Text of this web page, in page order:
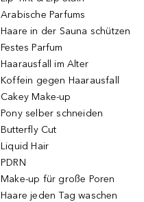
Arabische Parfums
Haare in der Sauna schützen
Festes Parfum
Haarausfall im Alter
Koffein gegen Haarausfall
Cakey Make-up
Pony selber schneiden
Butterfly Cut
Liquid Hair
PDRN
Make-up für große Poren
Haare jeden Tag waschen